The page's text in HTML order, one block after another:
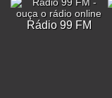
Rádio 99 FM